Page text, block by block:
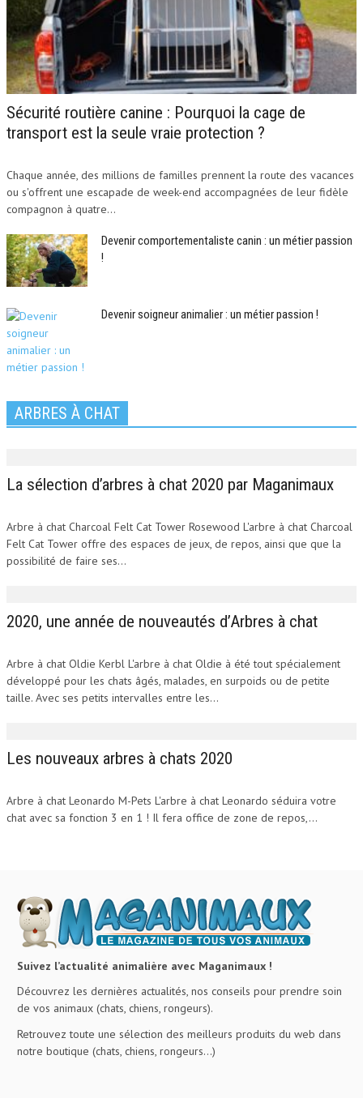
Sécurité routière canine : Pourquoi la cage de
transport est la seule vraie protection ?
Chaque année, des millions de familles prennent la route des vacances
ou s'offrent une escapade de week-end accompagnées de leur fidèle
compagnon à quatre...
Devenir comportementaliste canin : un métier passion
!
Devenir soigneur animalier : un métier passion !
ARBRES À CHAT
La sélection d’arbres à chat 2020 par Maganimaux
Arbre à chat Charcoal Felt Cat Tower Rosewood L'arbre à chat Charcoal
Felt Cat Tower offre des espaces de jeux, de repos, ainsi que que la
possibilité de faire ses...
2020, une année de nouveautés d’Arbres à chat
Arbre à chat Oldie Kerbl L'arbre à chat Oldie à été tout spécialement
développé pour les chats âgés, malades, en surpoids ou de petite
taille. Avec ses petits intervalles entre les...
Les nouveaux arbres à chats 2020
Arbre à chat Leonardo M-Pets L'arbre à chat Leonardo séduira votre
chat avec sa fonction 3 en 1 ! Il fera office de zone de repos,...
Suivez l’actualité animalière avec Maganimaux !
Découvrez les dernières actualités, nos conseils pour prendre soin
de vos animaux (chats, chiens, rongeurs).
Retrouvez toute une sélection des meilleurs produits du web dans
notre boutique (chats, chiens, rongeurs…)